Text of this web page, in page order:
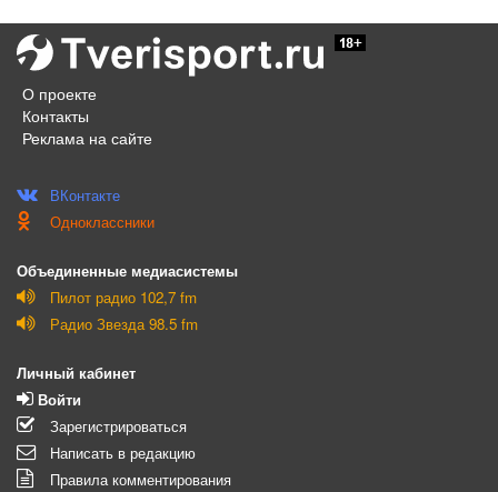
О проекте
Контакты
Реклама на сайте
ВКонтакте
Одноклассники
Объединенные медиасистемы
Пилот радио 102,7 fm
Радио Звезда 98.5 fm
Личный кабинет
Войти
Зарегистрироваться
Написать в редакцию
Правила комментирования